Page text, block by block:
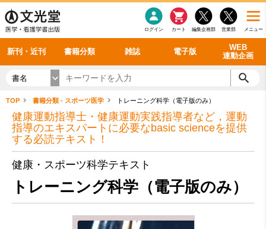
メニュー
営業部
編集企画部
カート
ログイン
新刊・近刊 書籍分類 雑誌 電子版
WEB
連動企画
感染症 老年医学
看護・介護
呼吸器
循環器
シリーズ一覧
雑誌投稿規定
理学療法
雑誌案内・年間購読 最新号 バックナンバー
電子書籍
電子雑誌
書籍「データに基づく臨床動作分析」WEB動画
書籍「眼手術学」WEB動画
書籍「神経症候学 II 改訂第二版」 WEB動画
新刊一覧
今後の発行予定
書名
TOP 書籍分類 - スポーツ医学 トレーニング科学（電子版のみ）
健康運動指導士・健康運動実践指導者など，運動
指導のエキスパートに必要なbasic scienceを提供
する必読テキスト！
健康・スポーツ科学テキスト
トレーニング科学（電子版のみ）